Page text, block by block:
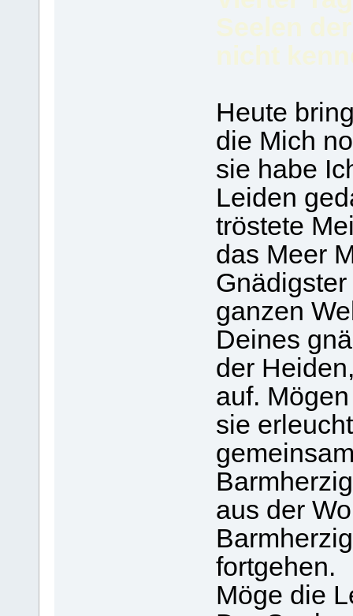
Seelen
nicht
Heute
die Mich
sie habe
Leiden
tröstete
das Meer
ganzen
Deines
der
auf.
sie
aus der
fortgehen.
Möge die